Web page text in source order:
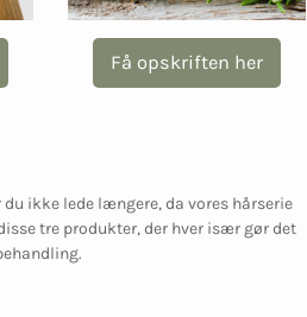
Få opskriften her
ikke lede længere, da vores hårserie
tre produkter, der hver især gør det